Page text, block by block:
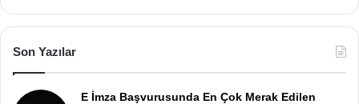
Son Yazılar
E İmza Başvurusunda En Çok Merak Edilen